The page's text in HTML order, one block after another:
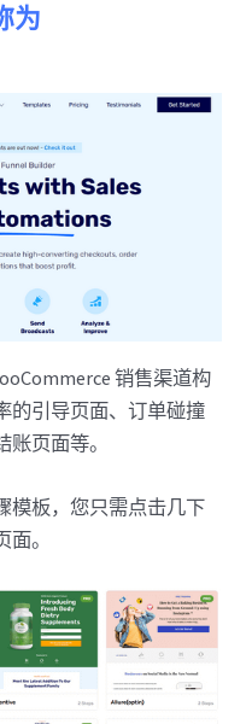
为
销售渠道构
的引导页面、订单碰撞
页面等。
模板，您只需点击几下
。